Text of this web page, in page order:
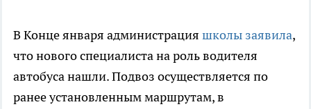
В Конце января администрация школы заявила,
что нового специалиста на роль водителя
автобуса нашли. Подвоз осуществляется по
ранее установленным маршрутам, в